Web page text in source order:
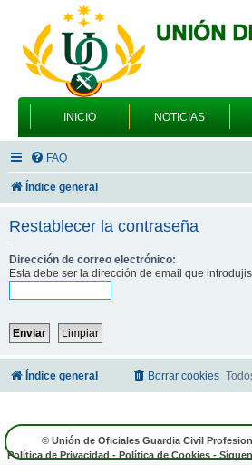
INICIO NOTICIAS
FAQ
Índice general
Restablecer la contraseña
Dirección de correo electrónico:
Esta debe ser la dirección de email que
Índice general Borrar cookies
© Unión de Oficiales Guardia Civil
Política de Privacidad - Política de Cookies -